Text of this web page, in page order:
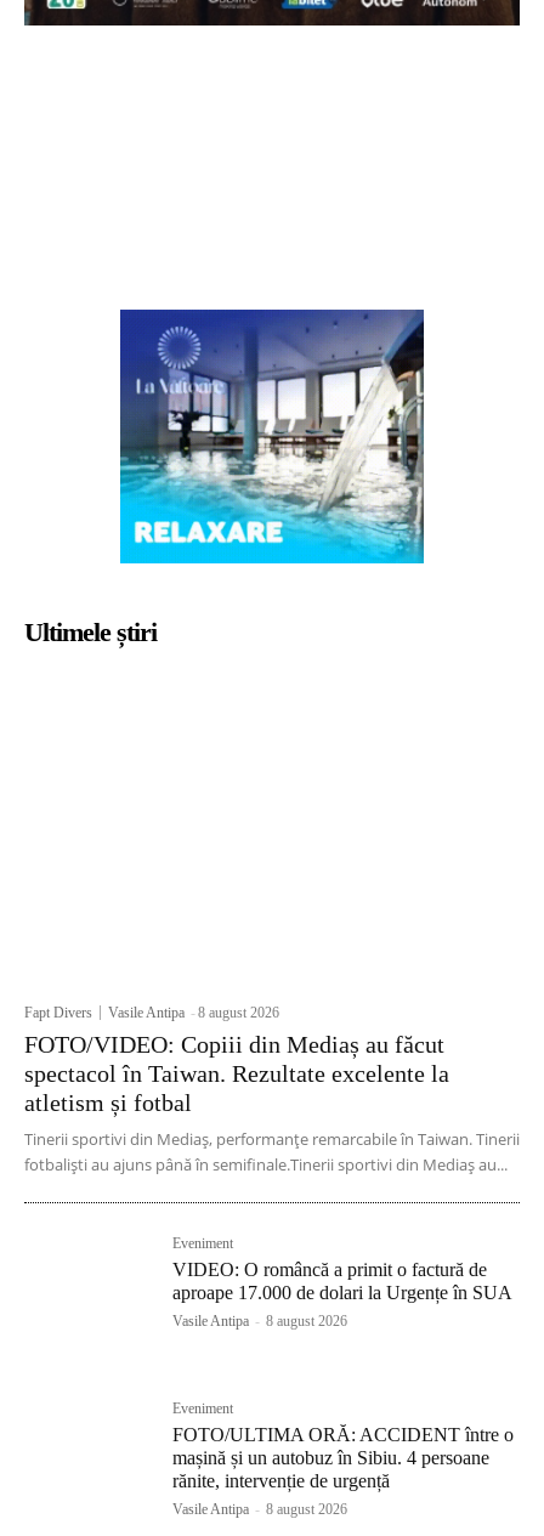
Ultimele știri
Fapt Divers Vasile Antipa -8 august 2026
FOTO/VIDEO: Copiii din Mediaș au făcut
spectacol în Taiwan. Rezultate excelente la
atletism și fotbal
Tinerii sportivi din Mediaș, performanțe remarcabile în Taiwan. Tinerii
fotbaliști au ajuns până în semifinale.Tinerii sportivi din Mediaș au...
Eveniment
VIDEO: O româncă a primit o factură de
aproape 17.000 de dolari la Urgențe în SUA
Vasile Antipa - 8 august 2026
Eveniment
FOTO/ULTIMA ORĂ: ACCIDENT între o
mașină și un autobuz în Sibiu. 4 persoane
rănite, intervenție de urgență
Vasile Antipa - 8 august 2026